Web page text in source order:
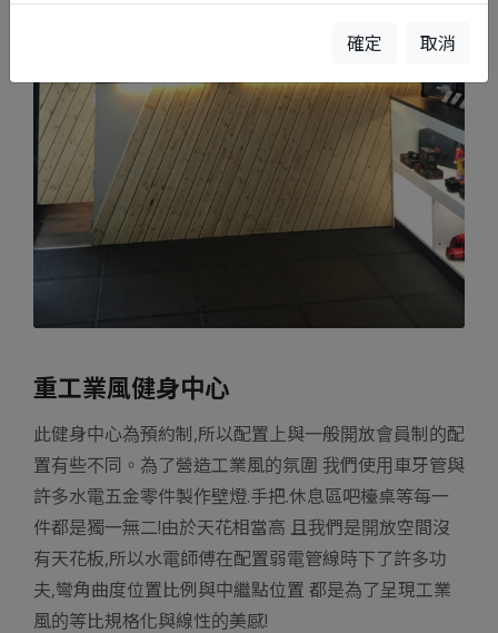
重工業風健身中心
此健身中心為預約制,所以配置上與一般開放會員制的配
置有些不同。為了營造工業風的氛圍 我們使用車牙管與
許多水電五金零件製作壁燈.手把.休息區吧檯桌等每一
件都是獨一無二!由於天花相當高 且我們是開放空間沒
有天花板,所以水電師傅在配置弱電管線時下了許多功
夫,彎角曲度位置比例與中繼點位置 都是為了呈現工業
風的等比規格化與線性的美感!
確定 取消